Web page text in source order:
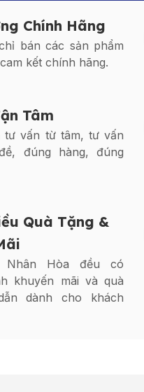
Chính Hãng
bán các sản phẩm
kết chính hãng.
Tâm
tư vấn từ tâm, tư vấn
đúng hàng, đúng
Quà Tặng &
Nhân Hòa đều có
khuyến mãi và quà
dành cho khách